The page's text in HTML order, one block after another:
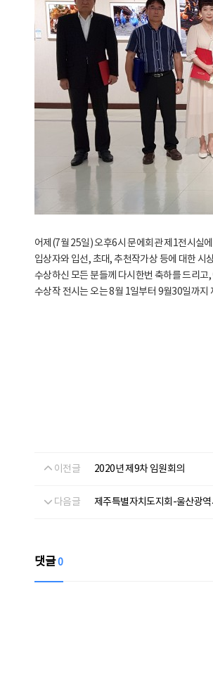
어제(7월 25일) 오후6시 문에회관 제1전시실
입상자와 입선, 초대, 추천작가상 등에 대한 시
수상하신 모든 분들께 다시한번 축하를 드리
수상작 전시는 오는 8월 1일부터 9월30일까
이전글 2020년 제9차 임원회의
다음글 제주특별자치도지회-울산광역
댓글0